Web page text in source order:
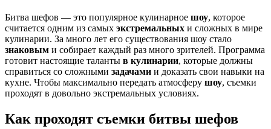
Битва шефов — это популярное кулинарное шоу, которое
считается одним из самых экстремальных и сложных в мире
кулинарии. За много лет его существования шоу стало
знаковым и собирает каждый раз много зрителей. Программа
готовит настоящие таланты в кулинарии, которые должны
справиться со сложными задачами и доказать свои навыки на
кухне. Чтобы максимально передать атмосферу шоу, съемки
проходят в довольно экстремальных условиях.
Как проходят съемки битвы шефов